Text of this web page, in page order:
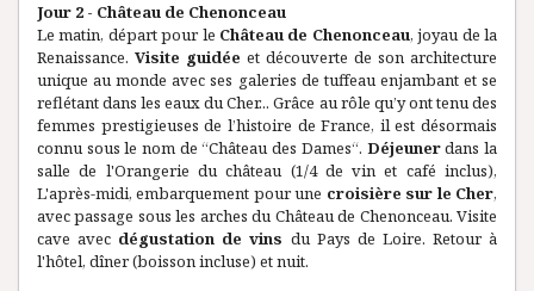
Jour 2 - Château de Chenonceau
Le matin, départ pour le Château de Chenonceau, joyau de la
Renaissance. Visite guidée et découverte de son architecture
unique au monde avec ses galeries de tuffeau enjambant et se
reflétant dans les eaux du Cher... Grâce au rôle qu’y ont tenu des
femmes prestigieuses de l’histoire de France, il est désormais
connu sous le nom de “Château des Dames“. Déjeunerdans la
salle de l'Orangerie du château (1/4 de vin et café inclus),
L'après-midi, embarquement pour une croisière sur le Cher,
avec passage sous les arches du Château de Chenonceau. Visite
cave avec dégustation de vins du Pays de Loire. Retour à
l'hôtel, dîner (boisson incluse) et nuit.